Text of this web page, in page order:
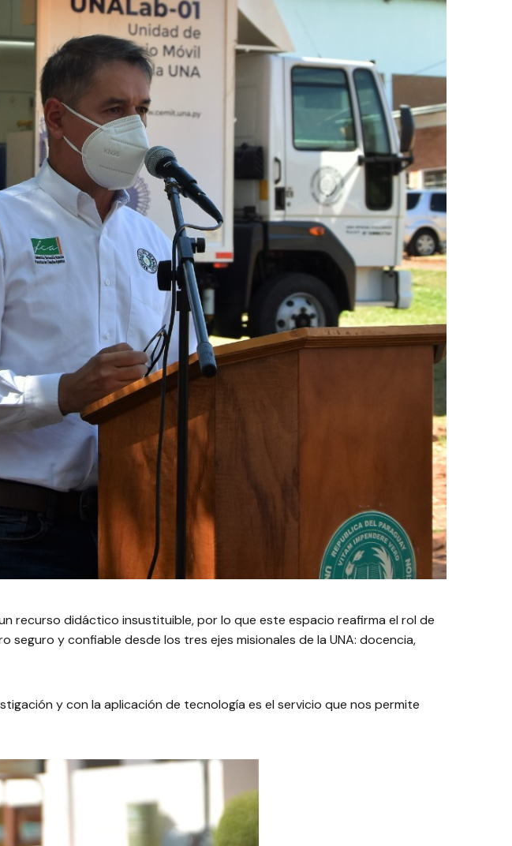
recurso didáctico insustituible, por lo que este espacio reafirma el rol de
y confiable desde los tres ejes misionales de la UNA: docencia,
y con la aplicación de tecnología es el servicio que nos permite